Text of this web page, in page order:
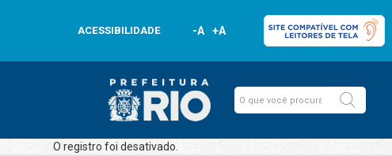
ACESSIBILIDADE -A +A
O registro foi desativado.